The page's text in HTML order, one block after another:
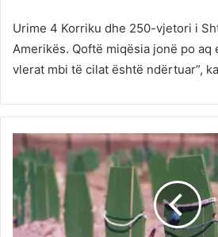
Urime 4 Korriku dhe 250-vjetori i
Amerikës. Qoftë miqësia jonë po aq
vlerat mbi të cilat është ndërtuar”,